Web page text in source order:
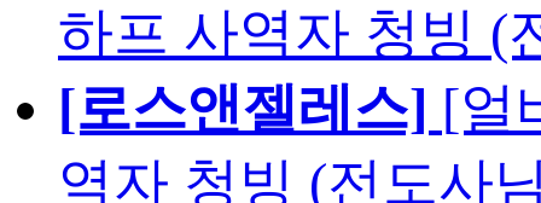
하프 사역자 청빙 (
[로스앤젤레스] [얼
역자 청빙 (전도사